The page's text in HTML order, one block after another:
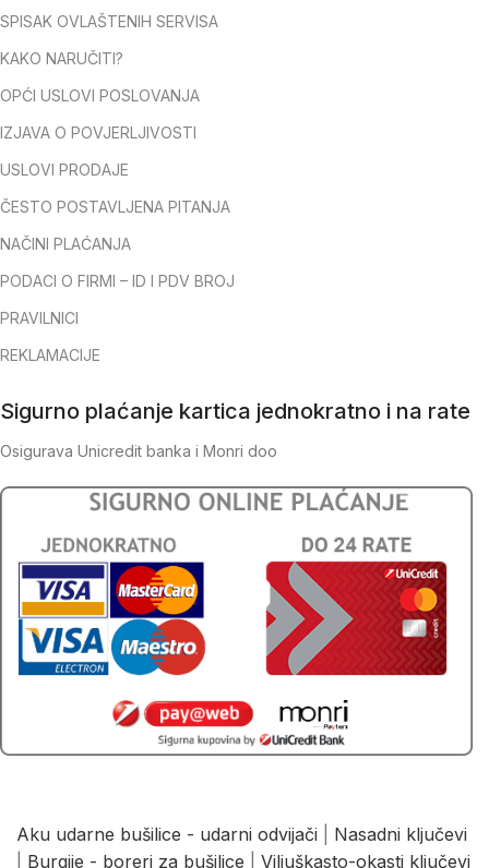
SPISAK OVLAŠTENIH SERVISA
KAKO NARUČITI?
OPĆI USLOVI POSLOVANJA
IZJAVA O POVJERLJIVOSTI
USLOVI PRODAJE
ČESTO POSTAVLJENA PITANJA
NAČINI PLAĆANJA
PODACI O FIRMI – ID I PDV BROJ
PRAVILNICI
REKLAMACIJE
Sigurno plaćanje kartica jednokratno i na rate
Osigurava Unicredit banka i Monri doo
Aku udarne bušilice - udarni odvijači
Nasadni ključevi
Burgije - boreri za bušilice Viljuškasto-okasti ključevi